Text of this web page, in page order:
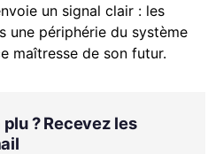
un signal clair : les
une périphérie du système
maîtresse de son futur.
? Recevez les